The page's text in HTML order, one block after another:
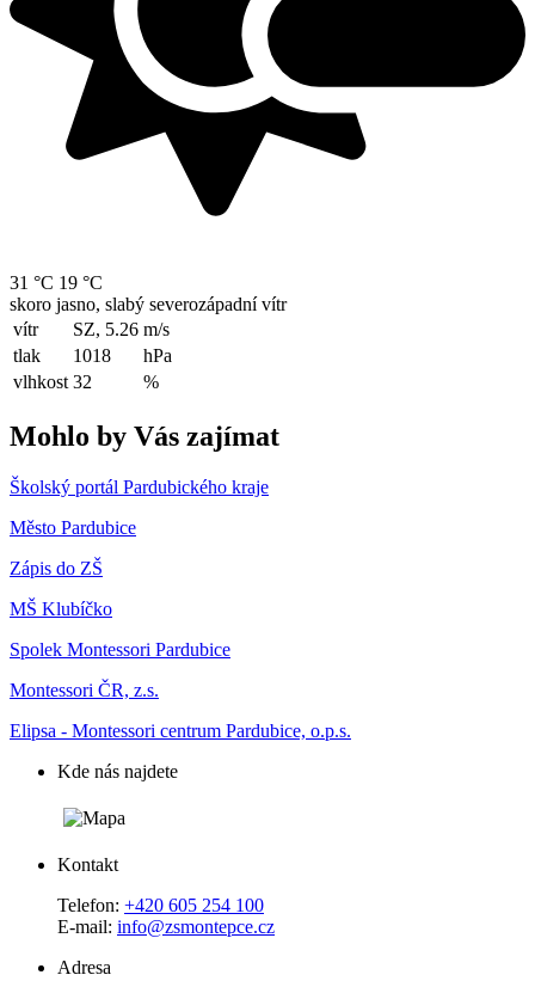
31 °C 19 °C
skoro jasno, slabý severozápadní vítr
vítr
SZ, 5.26 m/s
tlak
1018
hPa
vlhkost 32 %
Mohlo by Vás zajímat
Školský portál Pardubického kraje
Město Pardubice
Zápis do ZŠ
MŠ Klubíčko
Spolek Montessori Pardubice
Montessori ČR, z.s.
Elipsa - Montessori centrum Pardubice, o.p.s.
Kde nás najdete
Kontakt
Telefon: +420 605 254 100
E-mail: info@zsmontepce.cz
Adresa